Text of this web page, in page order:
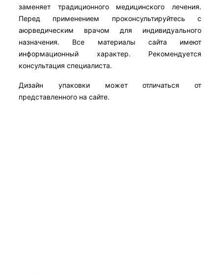
заменяет традиционного медицинского лечения.
Перед применением проконсультируйтесь с
аюрведическим врачом для индивидуального
назначения. Все материалы сайта имеют
информационный характер. Рекомендуется
консультация специалиста.
Дизайн упаковки может отличаться от
представленного на сайте.